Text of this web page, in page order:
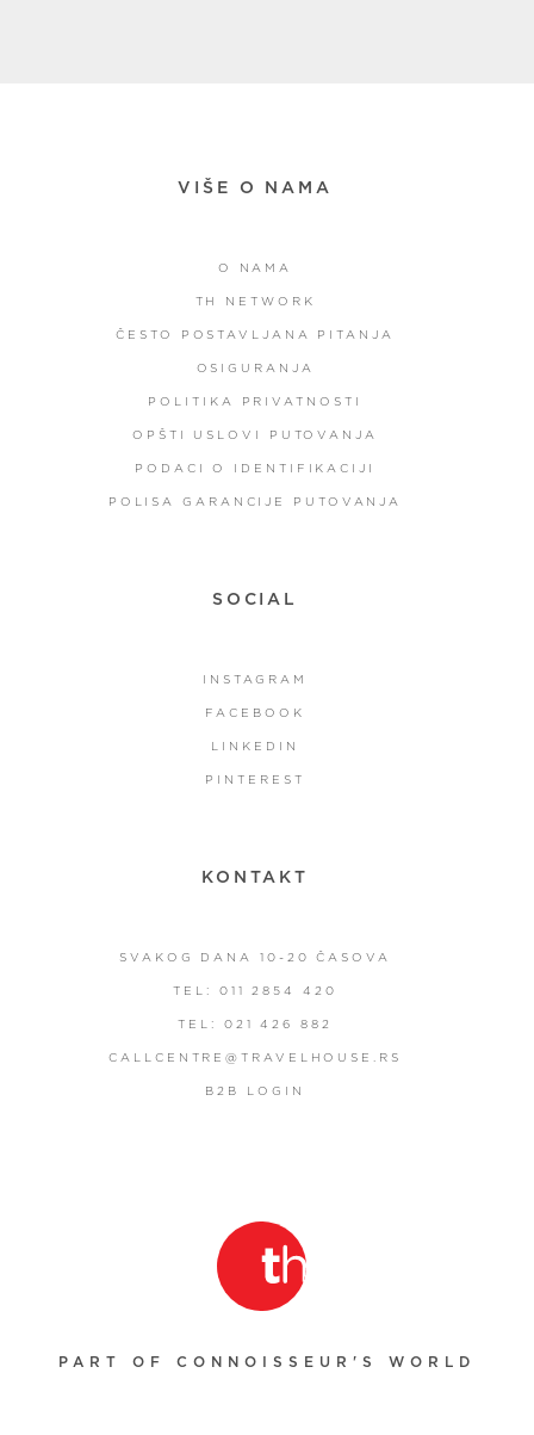
VIŠE O NAMA
O NAMA
TH NETWORK
ČESTO POSTAVLJANA PITANJA
OSIGURANJA
POLITIKA PRIVATNOSTI
OPŠTI USLOVI PUTOVANJA
PODACI O IDENTIFIKACIJI
POLISA GARANCIJE PUTOVANJA
SOCIAL
INSTAGRAM
FACEBOOK
LINKEDIN
PINTEREST
KONTAKT
SVAKOG DANA 10-20 ČASOVA
TEL: 011 2854 420
TEL: 021 426 882
CALLCENTRE@TRAVELHOUSE.RS
B2B LOGIN
PART OF CONNOISSEUR'S WORLD